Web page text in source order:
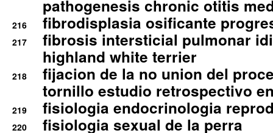
pathogenesis chronic otitis
216 fibrodisplasia osificante
217
fibrosis intersticial pulmonar
highland white terrier
218
fijacion de la no union del
tornillo estudio retrospectivo
219 fisiologia endocrinologia
220 fisiologia sexual de la perra